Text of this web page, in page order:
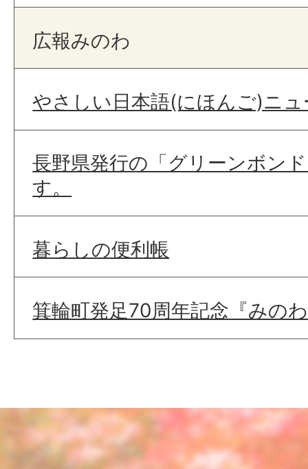
広報みのわ
やさしい日本語(にほんご)ニュ
長野県発行の「グリーンボン
す。
暮らしの便利帳
箕輪町発足70周年記念『みの